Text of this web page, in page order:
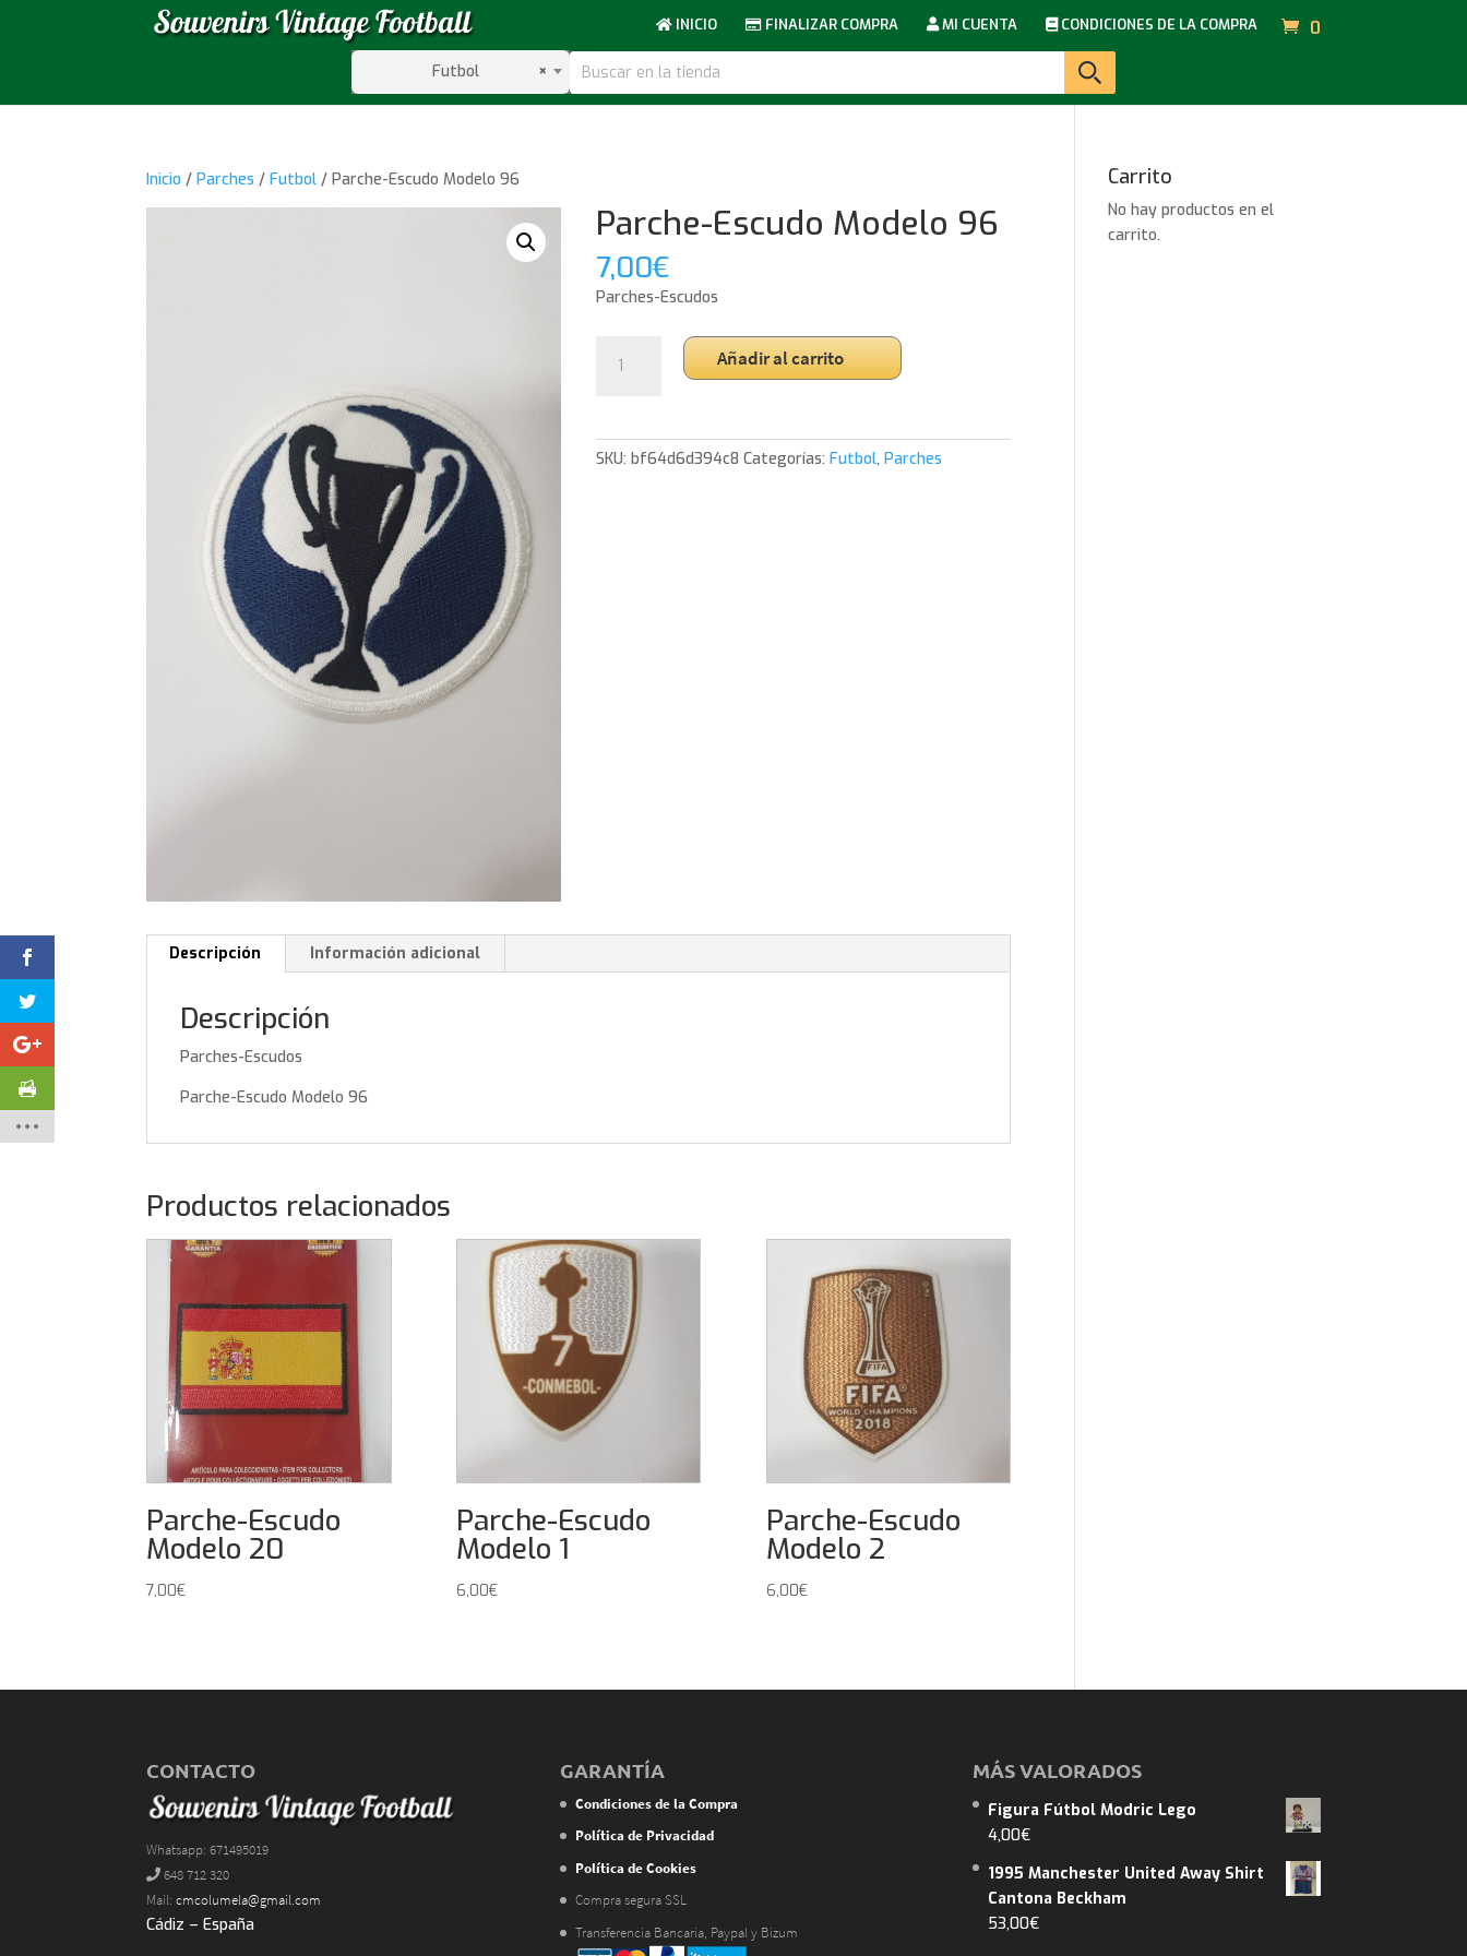
INICIO FINALIZAR COMPRA MI CUENTA CONDICIONES DE LA COMPRA 0
×
Futbol
Inicio /Parches /Futbol / Parche-Escudo Modelo 96
Parche-Escudo Modelo 96
7,00€
Parches-Escudos
Escudo
cantidad
Añadir al carrito
SKU:bf64d6d394c8 Categorías:Futbol,Parches
Descripción Información adicional
Descripción
Parches-Escudos
Parche-Escudo Modelo 96
Productos relacionados
Parche-Escudo
Modelo 20
7,00€
Parche-Escudo
Modelo 1
6,00€
Parche-Escudo
Modelo 2
6,00€
Carrito
No hay productos en el
carrito.
CONTACTO
Whatsapp: 671495019
648 712 320
Mail:cmcolumela@gmail.com
Cádiz – España
GARANTÍA
Condiciones de la Compra
Política de Privacidad
Política de Cookies
Compra segura SSL
Transferencia Bancaria, Paypal y Bizum
MÁS VALORADOS
Figura Fútbol Modric Lego
4,00€
1995 Manchester United Away Shirt
Cantona Beckham
53,00€